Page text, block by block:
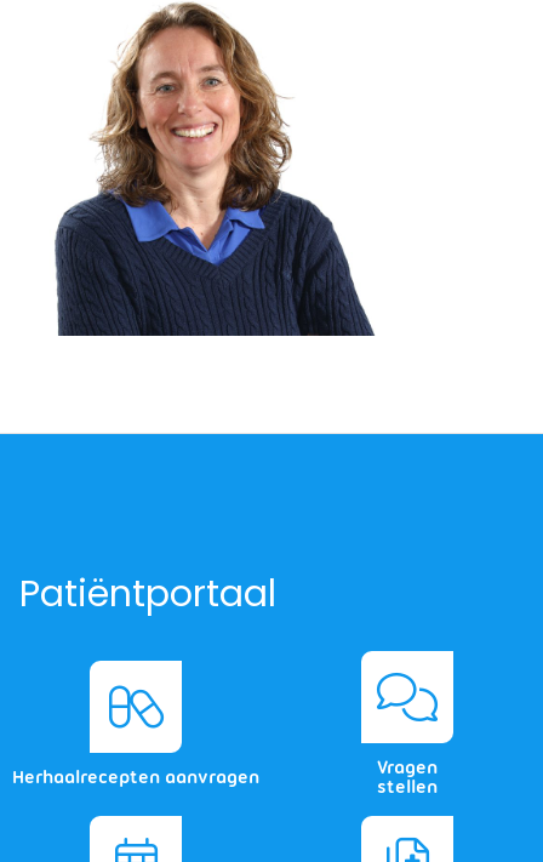
Patiëntportaal
Herhaalrecepten aanvragen
Vragen
stellen